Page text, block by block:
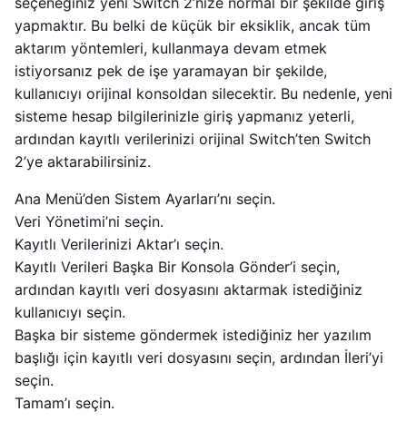
yapmaktır. Bu belki de küçük bir eksiklik, ancak tüm
aktarım yöntemleri, kullanmaya devam etmek
istiyorsanız pek de işe yaramayan bir şekilde,
kullanıcıyı orijinal konsoldan silecektir. Bu nedenle, yeni
sisteme hesap bilgilerinizle giriş yapmanız yeterli,
ardından kayıtlı verilerinizi orijinal Switch’ten Switch
2’ye aktarabilirsiniz.
Ana Menü’den Sistem Ayarları’nı seçin.
Veri Yönetimi’ni seçin.
Kayıtlı Verilerinizi Aktar’ı seçin.
Kayıtlı Verileri Başka Bir Konsola Gönder’i seçin,
ardından kayıtlı veri dosyasını aktarmak istediğiniz
kullanıcıyı seçin.
Başka bir sisteme göndermek istediğiniz her yazılım
başlığı için kayıtlı veri dosyasını seçin, ardından İleri’yi
seçin.
Tamam’ı seçin.